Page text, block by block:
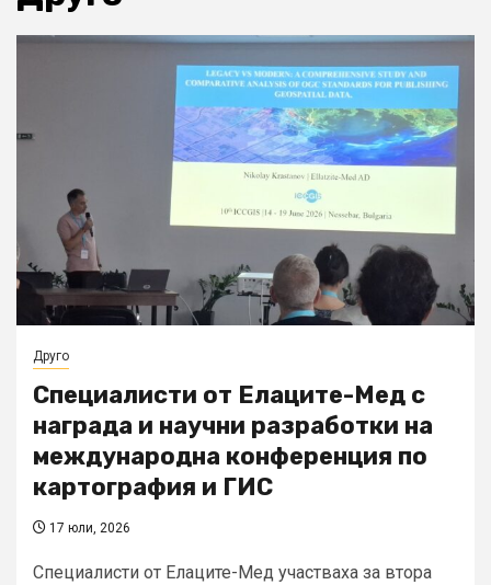
Друго
Специалисти от Елаците-Мед с
награда и научни разработки на
международна конференция по
картография и ГИС
17 юли, 2026
Специалисти от Елаците-Мед участваха за втора